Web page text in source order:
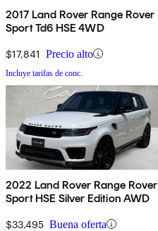
2017 Land Rover Range Rover
Sport Td6 HSE 4WD
$17,841 Precio alto
Incluye tarifas de conc.
2022 Land Rover Range Rover
Sport HSE Silver Edition AWD
$33,495 Buena oferta